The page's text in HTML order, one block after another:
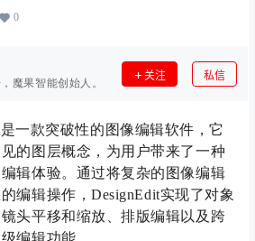
0
魔果智能创始人。
关注 私信
一款突破性的图像编辑软件，它
的图层概念，为用户带来了一种
辑体验。通过将复杂的图像编辑
编辑操作，DesignEdit实现了对象
头平移和缩放、排版编辑以及跨
编辑功能。